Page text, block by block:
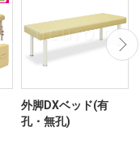
外脚DXベッド(有
孔・無孔)